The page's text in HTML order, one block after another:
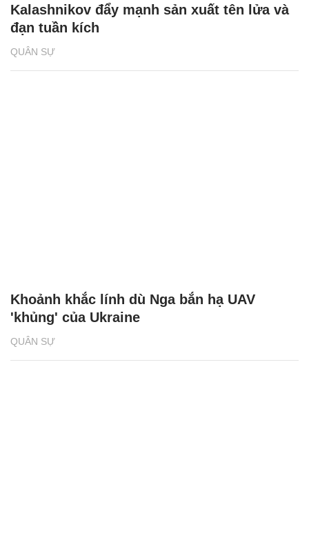
QUÂN SỰ
Kalashnikov đẩy mạnh sản xuất tên lửa và
đạn tuần kích
QUÂN SỰ
Khoảnh khắc lính dù Nga bắn hạ UAV
'khủng' của Ukraine